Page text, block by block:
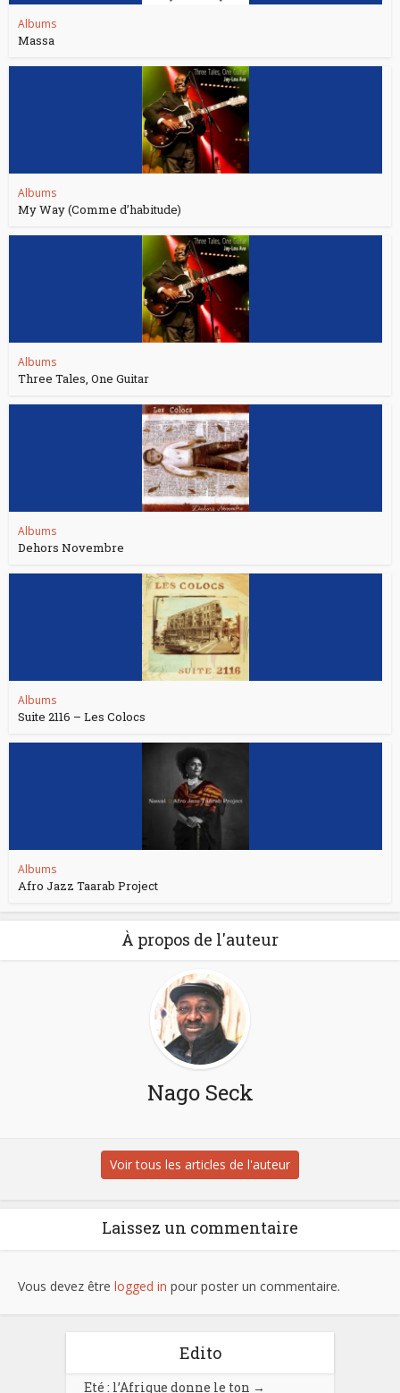
Albums
Massa
Albums
My Way (Comme d’habitude)
Albums
Three Tales, One Guitar
Albums
Dehors Novembre
Albums
Suite 2116 – Les Colocs
Albums
Afro Jazz Taarab Project
À propos de l'auteur
Nago Seck
Voir tous les articles de l'auteur
Laissez un commentaire
Vous devez être logged in pour poster un commentaire.
Edito
Eté : l’Afrique donne le ton →